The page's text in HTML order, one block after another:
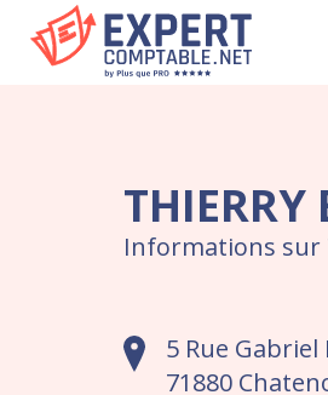
THIERRY
Informations sur
5 Rue
71880